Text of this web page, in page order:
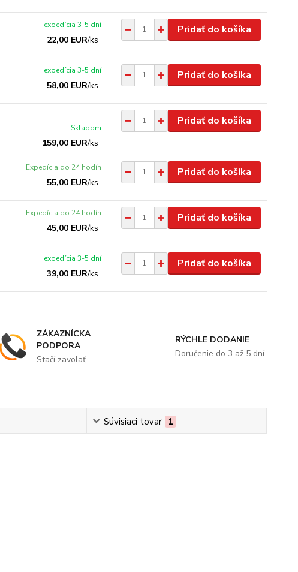
22,00 EUR/ks
expedícia 3-5 dní Pridať do košíka
58,00 EUR/ks
expedícia 3-5 dní Pridať do košíka
159,00 EUR/ks
Skladom
Pridať do košíka
55,00 EUR/ks
Expedícia do 24 hodín Pridať do košíka
45,00 EUR/ks
Expedícia do 24 hodín Pridať do košíka
39,00 EUR/ks
expedícia 3-5 dní Pridať do košíka
ZÁKAZNÍCKA
PODPORA
Stačí zavolať
RÝCHLE DODANIE
Doručenie do 3 až 5 dní
Súvisiaci tovar 1